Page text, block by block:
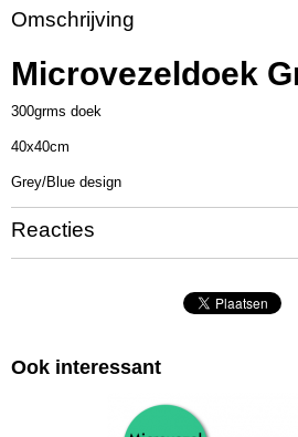
Productcode
QL1001
Omschrijving
Microvezeldoek
300grms doek
40x40cm
Grey/Blue design
Reacties
Ook interessant